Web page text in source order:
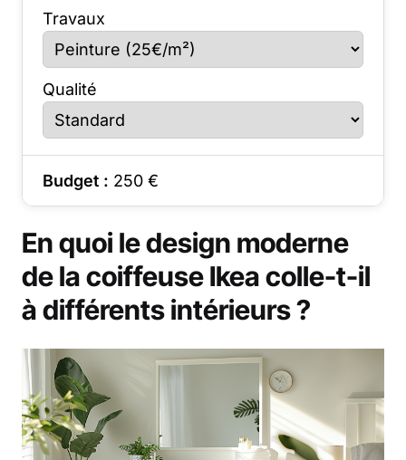
Travaux
Qualité
Budget : 250 €
En quoi le design moderne
de la coiffeuse Ikea colle-t-il
à différents intérieurs ?